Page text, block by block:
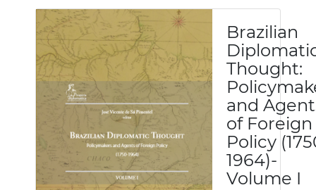
Brazilian
Thought:
and
of Foreign
Policy
1964)-
Volume I